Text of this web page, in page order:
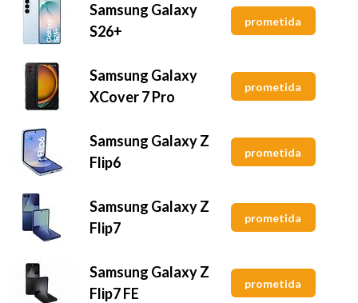
Samsung Galaxy
S26+
prometida
Samsung Galaxy
XCover 7 Pro
prometida
Samsung Galaxy Z
Flip6
prometida
Samsung Galaxy Z
Flip7
prometida
Samsung Galaxy Z
Flip7 FE
prometida